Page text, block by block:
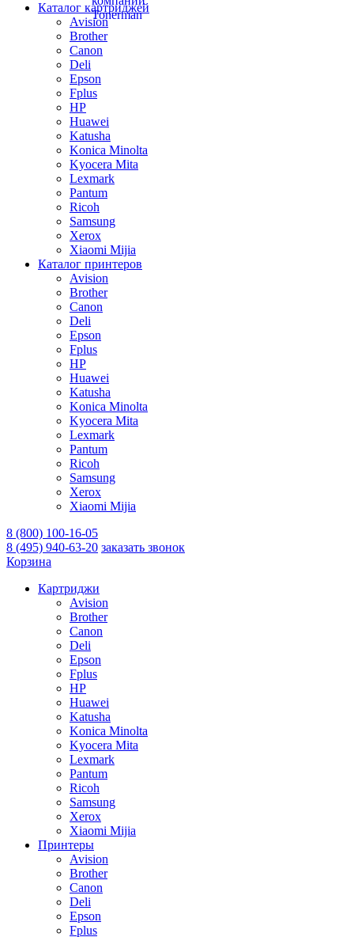
Каталог картриджей
Avision
Brother
Canon
Deli
Epson
Fplus
HP
Huawei
Katusha
Konica Minolta
Kyocera Mita
Lexmark
Pantum
Ricoh
Samsung
Xerox
Xiaomi Mijia
Каталог принтеров
Avision
Brother
Canon
Deli
Epson
Fplus
HP
Huawei
Katusha
Konica Minolta
Kyocera Mita
Lexmark
Pantum
Ricoh
Samsung
Xerox
Xiaomi Mijia
8 (800) 100-16-05
8 (495) 940-63-20 заказать звонок
Корзина
Картриджи
Avision
Brother
Canon
Deli
Epson
Fplus
HP
Huawei
Katusha
Konica Minolta
Kyocera Mita
Lexmark
Pantum
Ricoh
Samsung
Xerox
Xiaomi Mijia
Принтеры
Avision
Brother
Canon
Deli
Epson
Fplus